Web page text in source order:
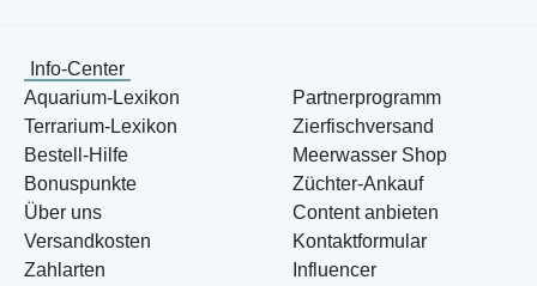
Info-Center
Aquarium-Lexikon
Terrarium-Lexikon
Bestell-Hilfe
Bonuspunkte
Über uns
Versandkosten
Zahlarten
Partnerprogramm
Zierfischversand
Meerwasser Shop
Züchter-Ankauf
Content anbieten
Kontaktformular
Influencer